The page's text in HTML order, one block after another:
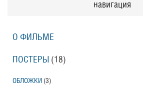
навигация
О ФИЛЬМЕ
ПОСТЕРЫ (18)
ОБЛОЖКИ (3)